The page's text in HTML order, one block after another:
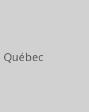
Québec